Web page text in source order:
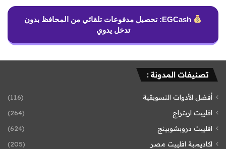
EGCash: تحصيل مدفوعات تلقائي من المحافظ بدون
تدخل يدوي
تصنيفات المدونة :
أفضل الأدوات التسويقية
(116)
افلييت اربتراج
(264)
افلييت دروبشوبينج
(624)
اكاديمية افلييت مصر
(205)